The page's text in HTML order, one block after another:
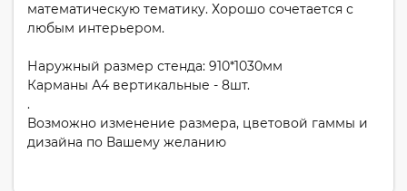
математическую тематику. Хорошо сочетается с
любым интерьером.
Наружный размер стенда: 910*1030мм
Карманы А4 вертикальные - 8шт.
.
Возможно изменение размера, цветовой гаммы и
дизайна по Вашему желанию